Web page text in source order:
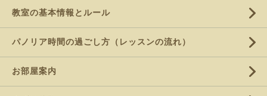
教室の基本情報とルール
パノリア時間の過ごし方（レッスンの流れ）
お部屋案内